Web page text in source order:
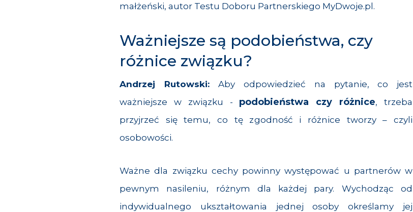
małżeński, autor Testu Doboru Partnerskiego MyDwoje.pl.
Ważniejsze są podobieństwa, czy
różnice związku?
Andrzej Rutowski:Aby odpowiedzieć na pytanie, co jest
ważniejsze w związku - podobieństwa czy różnice, trzeba
przyjrzeć się temu, co tę zgodność i różnice tworzy – czyli
osobowości.
Ważne dla związku cechy powinny występować u partnerów w
pewnym nasileniu, różnym dla każdej pary. Wychodząc od
indywidualnego ukształtowania jednej osoby określamy jej